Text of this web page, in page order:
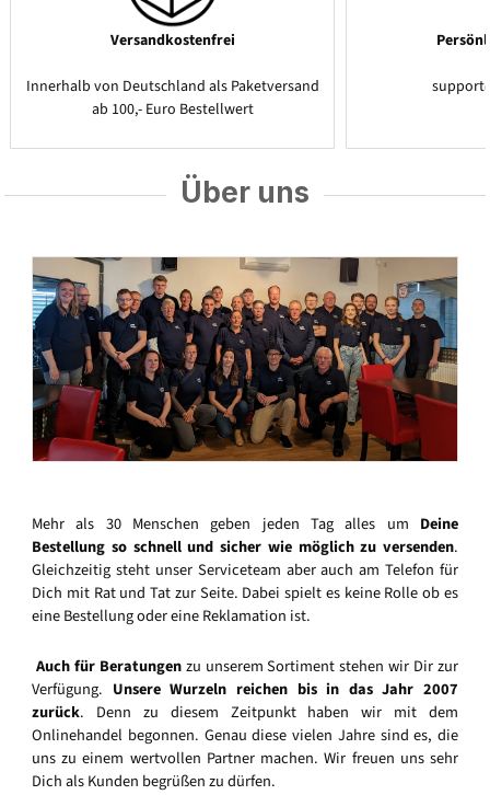
Versandkostenfrei
Innerhalb von Deutschland als Paketversand
ab 100,- Euro Bestellwert
Über uns
Mehr als 30 Menschen geben jeden Tag alles um Deine
Bestellung so schnell und sicher wie möglich zu versenden.
Gleichzeitig steht unser Serviceteam aber auch am Telefon für
Dich mit Rat und Tat zur Seite. Dabei spielt es keine Rolle ob es
eine Bestellung oder eine Reklamation ist.
Auch für Beratungenzu unserem Sortiment stehen wir Dir zur
Verfügung. Unsere Wurzeln reichen bis in das Jahr 2007
zurück. Denn zu diesem Zeitpunkt haben wir mit dem
Onlinehandel begonnen. Genau diese vielen Jahre sind es, die
uns zu einem wertvollen Partner machen. Wir freuen uns sehr
Dich als Kunden begrüßen zu dürfen.